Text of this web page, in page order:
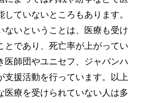
ていないところもあります。
ないということは、医療も受け
とであり、死亡率が上がってい
医師団やユニセフ、ジャパンハ
支援活動を行っています。以上
医療を受けられていない人は多